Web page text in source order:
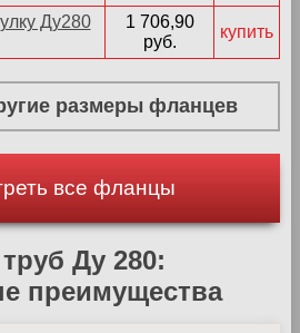
Ду280
1 706,90
руб.
купить
размеры фланцев
все фланцы
Ду 280:
преимущества